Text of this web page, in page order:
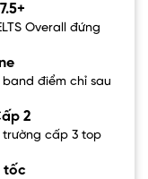
Overall đứng
điểm chỉ sau
2
trường cấp 3 top
tốc